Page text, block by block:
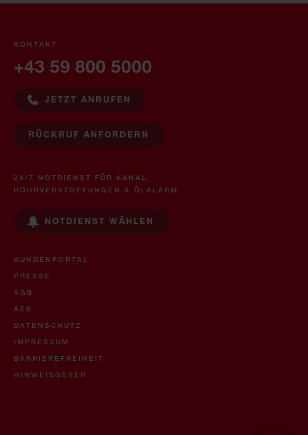
KONTAKT
+43 59 800 5000
JETZT ANRUFEN
RÜCKRUF ANFORDERN
24/7 NOTDIENST FÜR KANAL,
ROHRVERSTOPFUNGEN & ÖLALARM
NOTDIENST WÄHLEN
KUNDENPORTAL
PRESSE
AGB
AEB
DATENSCHUTZ
IMPRESSUM
BARRIEREFREIHEIT
HINWEISGEBER